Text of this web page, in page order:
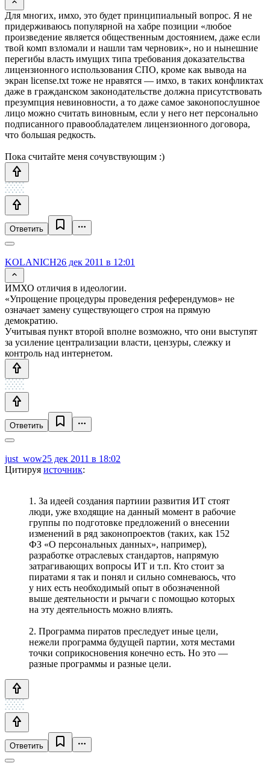
Для многих, имхо, это будет принципиальный вопрос. Я не
придерживаюсь популярной на хабре позиции «любое
произведение является общественным достоянием, даже если
твой комп взломали и нашли там черновик», но и нынешние
перегибы власть имущих типа требования доказательства
лицензионного использования СПО, кроме как вывода на
экран license.txt тоже не нравятся — имхо, в таких конфликтах
даже в гражданском законодательстве должна присутствовать
презумпция невиновности, а то даже самое законопослушное
лицо можно считать виновным, если у него нет персонально
подписанного правообладателем лицензионного договора,
что большая редкость.
Пока считайте меня сочувствующим :)
Ответить
KOLANICH26 дек 2011 в 12:01
ИМХО отличия в идеологии.
«Упрощение процедуры проведения референдумов» не
означает замену существующего строя на прямую
демократию.
Учитывая пункт второй вполне возможно, что они выступят
за усиление централизации власти, цензуры, слежку и
контроль над интернетом.
Ответить
just_wow25 дек 2011 в 18:02
Цитируя источник:
1. За идеей создания партиии развития ИТ стоят
люди, уже входящие на данный момент в рабочие
группы по подготовке предложений о внесении
изменений в ряд законопроектов (таких, как 152
ФЗ «О персональных данных», например),
разработке отраслевых стандартов, напрямую
затрагивающих вопросы ИТ и т.п. Кто стоит за
пиратами я так и понял и сильно сомневаюсь, что
у них есть необходимый опыт в обозначенной
выше деятельности и рычаги с помощью которых
на эту деятельность можно влиять.
2. Программа пиратов преследует иные цели,
нежели программа будущей партии, хотя местами
точки соприкосновения конечно есть. Но это —
разные программы и разные цели.
Ответить